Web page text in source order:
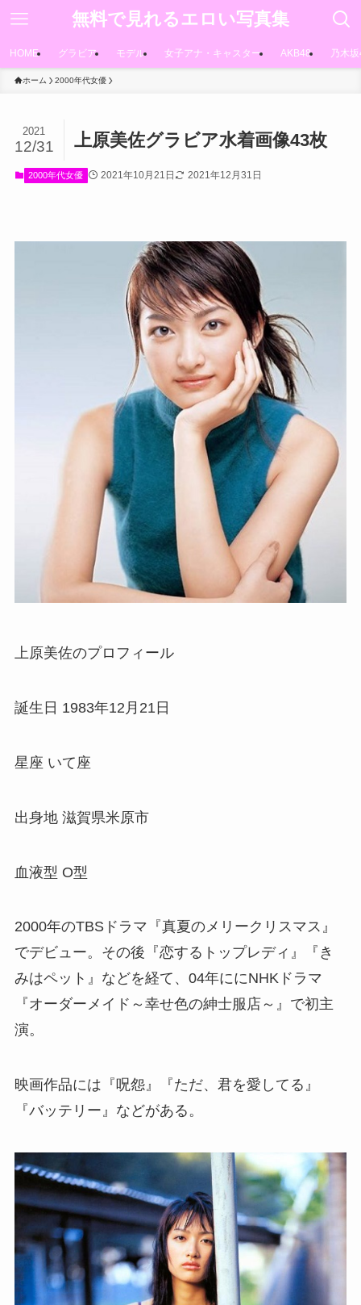
無料で見れるエロい写真集
HOME グラビア モデル 女子アナ・キャスター AKB48 乃木
ホーム 2000年代女優
上原美佐グラビア水着画像43枚
2021
12/31
2000年代女優 2021年10月21日 2021年12月31日
上原美佐のプロフィール
誕生日 1983年12月21日
星座 いて座
出身地 滋賀県米原市
血液型 O型
2000年のTBSドラマ『真夏のメリークリスマス』
でデビュー。その後『恋するトップレディ』『き
みはペット』などを経て、04年ににNHKドラマ
『オーダーメイド～幸せ色の紳士服店～』で初主
演。
映画作品には『呪怨』『ただ、君を愛してる』
『バッテリー』などがある。